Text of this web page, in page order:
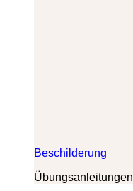
Beschilderung
Übungsanleitungen